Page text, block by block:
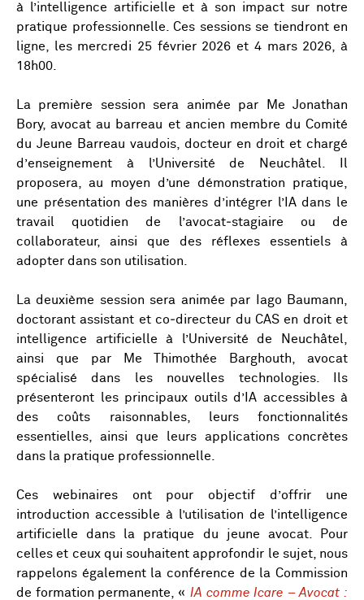
à l’intelligence artificielle et à son impact sur notre
pratique professionnelle. Ces sessions se tiendront en
ligne, les mercredi 25 février 2026 et 4 mars 2026, à
18h00.
La première session sera animée par Me Jonathan
Bory, avocat au barreau et ancien membre du Comité
du Jeune Barreau vaudois, docteur en droit et chargé
d’enseignement à l’Université de Neuchâtel. Il
proposera, au moyen d’une démonstration pratique,
une présentation des manières d’intégrer l’IA dans le
travail quotidien de l’avocat‑stagiaire ou de
collaborateur, ainsi que des réflexes essentiels à
adopter dans son utilisation.
La deuxième session sera animée par Iago Baumann,
doctorant assistant et co‑directeur du CAS en droit et
intelligence artificielle à l’Université de Neuchâtel,
ainsi que par Me Thimothée Barghouth, avocat
spécialisé dans les nouvelles technologies. Ils
présenteront les principaux outils d’IA accessibles à
des coûts raisonnables, leurs fonctionnalités
essentielles, ainsi que leurs applications concrètes
dans la pratique professionnelle.
Ces webinaires ont pour objectif d’offrir une
introduction accessible à l’utilisation de l’intelligence
artificielle dans la pratique du jeune avocat. Pour
celles et ceux qui souhaitent approfondir le sujet, nous
rappelons également la conférence de la Commission
de formation permanente, « IA comme Icare – Avocat :